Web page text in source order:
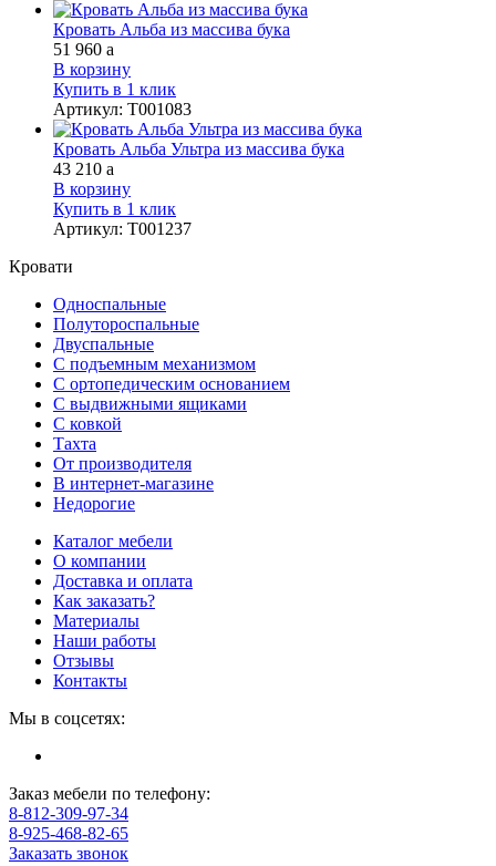
Кровать Альба из массива бука
51 960 a
В корзину
Купить в 1 клик
Артикул: Т001083
Кровать Альба Ультра из массива бука
43 210 a
В корзину
Купить в 1 клик
Артикул: Т001237
Кровати
Односпальные
Полутороспальные
Двуспальные
С подъемным механизмом
С ортопедическим основанием
С выдвижными ящиками
С ковкой
Тахта
От производителя
В интернет-магазине
Недорогие
Каталог мебели
О компании
Доставка и оплата
Как заказать?
Материалы
Наши работы
Отзывы
Контакты
Мы в соцсетях:
Заказ мебели по телефону:
8-812-309-97-34
8-925-468-82-65
Заказать звонок